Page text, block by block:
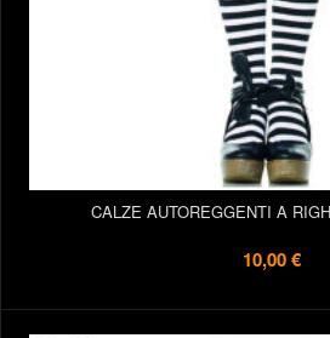
CALZE AUTOREGGENTI A
10,00 €